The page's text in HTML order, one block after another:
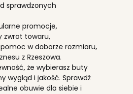
sprawdzonych
promocje,
zwrot towaru,
w doborze rozmiaru,
z Rzeszowa.
że wybierasz buty
wygląd i jakość. Sprawdź
obuwie dla siebie i